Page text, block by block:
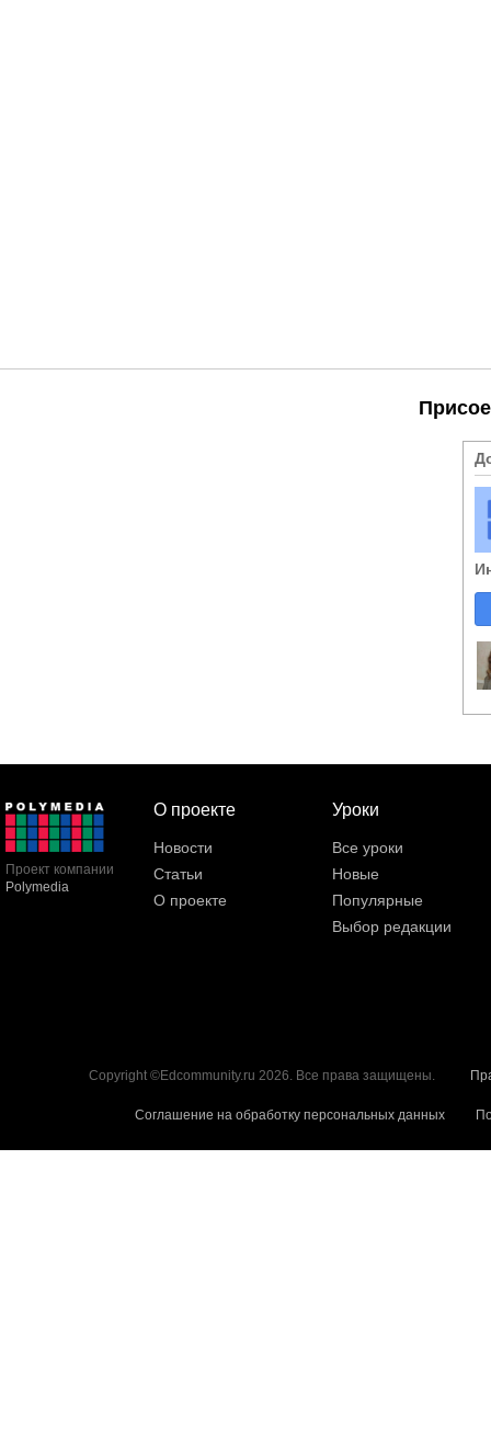
Проект компании
Polymedia
О проекте
Новости
Статьи
О проекте
Уроки
Все уроки
Новые
Популярные
Выбор редакции
Copyright ©Edcommunity.ru 2026. Все права защищены.
Соглашение на обработку персональных данных